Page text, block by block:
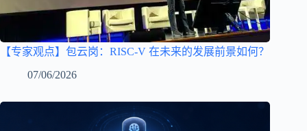
【专家观点】包云岗：RISC-V 在未来的发展前景如何？
07/06/2026